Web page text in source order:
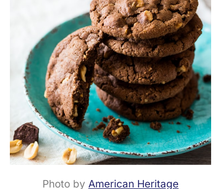
Photo by American Heritage